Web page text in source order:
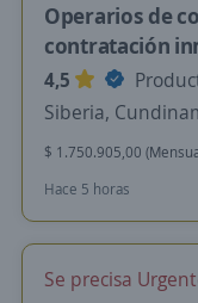
Operarios de
contratación
4,5
Siberia,
$ 1.750.905,00
Hace 5 horas
Se precisa